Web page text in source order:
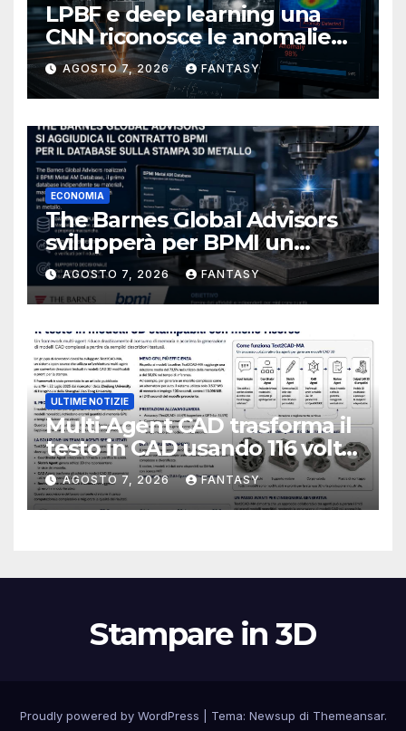
LPBF e deep learning una
CNN riconosce le anomalie
del bagno di fusione
AGOSTO 7, 2026 FANTASY
ECONOMIA
The Barnes Global Advisors
svilupperà per BPMI un
database per la stampa 3D
metallica destinata alla filiera
navale statunitense
AGOSTO 7, 2026 FANTASY
ULTIME NOTIZIE
Multi-Agent CAD trasforma il
testo in CAD usando 116 volte
meno token
AGOSTO 7, 2026 FANTASY
Stampare in 3D
Proudly powered by WordPress Tema: Newsup di Themeansar.